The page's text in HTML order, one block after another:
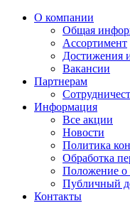
О компании
Общая
Ассортимент
Достижения
Вакансии
Партнерам
Информация
Все акции
Новости
Политика
Обработка
Положение о
Публичный
Контакты